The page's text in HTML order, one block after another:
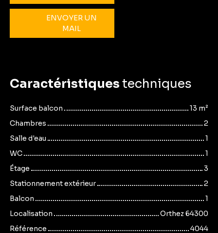
ENVOYER UN
MAIL
Caractéristiquestechniques
Surface balcon 13 m²
Chambres
2
Salle d'eau
1
WC
1
Étage
3
Stationnement extérieur
2
Balcon
1
Localisation
Orthez 64300
Référence
4044